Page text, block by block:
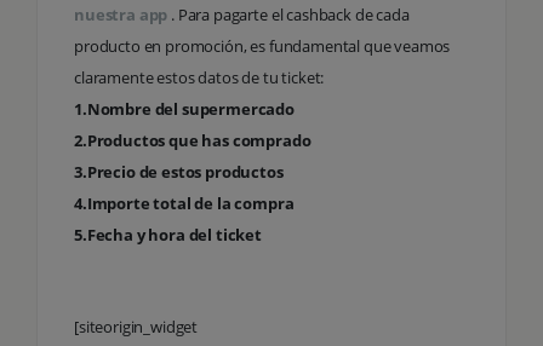
nuestra app . Para pagarte el cashback de cada
producto en promoción, es fundamental que veamos
claramente estos datos de tu ticket:
1.Nombre del supermercado
2.Productos que has comprado
3.Precio de estos productos
4.Importe total de la compra
5.Fecha y hora del ticket
[siteorigin_widget